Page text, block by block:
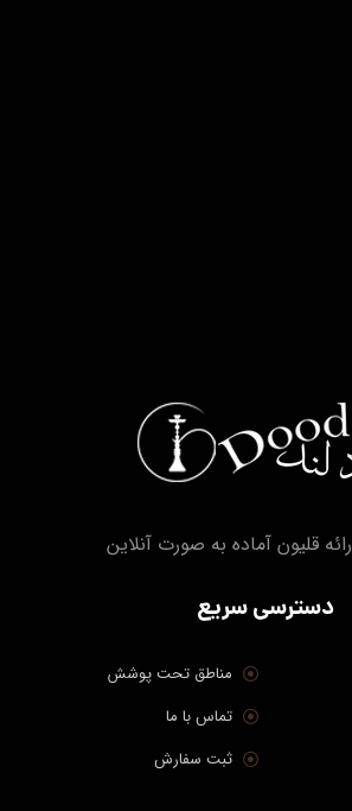
قلیون آماده به صورت آنلاین
دسترسی سریع
مناطق تحت پوشش
تماس با ما
ثبت سفارش